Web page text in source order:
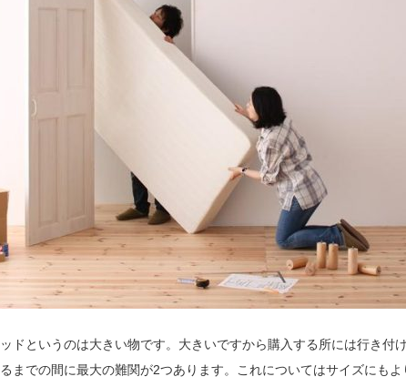
ドというのは大きい物です。大きいですから購入する所には行き付
までの間に最大の難関が2つあります。これについてはサイズにもよ